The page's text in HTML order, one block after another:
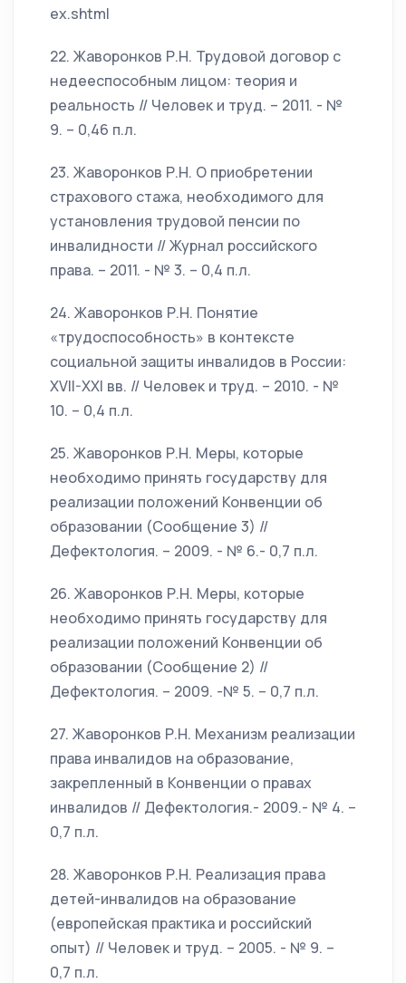
ex.shtml
22. Жаворонков Р.Н. Трудовой договор с
недееспособным лицом: теория и
реальность // Человек и труд. – 2011. - №
9. – 0,46 п.л.
23. Жаворонков Р.Н. О приобретении
страхового стажа, необходимого для
установления трудовой пенсии по
инвалидности // Журнал российского
права. – 2011. - № 3. – 0,4 п.л.
24. Жаворонков Р.Н. Понятие
«трудоспособность» в контексте
социальной защиты инвалидов в России:
XVII-XXI вв. // Человек и труд. – 2010. - №
10. – 0,4 п.л.
25. Жаворонков Р.Н. Меры, которые
необходимо принять государству для
реализации положений Конвенции об
образовании (Сообщение 3) //
Дефектология. – 2009. - № 6.- 0,7 п.л.
26. Жаворонков Р.Н. Меры, которые
необходимо принять государству для
реализации положений Конвенции об
образовании (Сообщение 2) //
Дефектология. – 2009. -№ 5. – 0,7 п.л.
27. Жаворонков Р.Н. Механизм реализации
права инвалидов на образование,
закрепленный в Конвенции о правах
инвалидов // Дефектология.- 2009.- № 4. –
0,7 п.л.
28. Жаворонков Р.Н. Реализация права
детей-инвалидов на образование
(европейская практика и российский
опыт) // Человек и труд. – 2005. - № 9. –
0,7 п.л.